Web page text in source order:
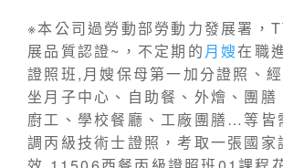
※本公司過勞動部勞動力發展署，
展品質認證~，不定期的月嫂在職
證照班,月嫂保母第一加分證照、經
坐月子中心、自助餐、外燴、團膳
廚工、學校餐廳、工廠團膳…等皆
調丙級技術士證照，考取一張國家